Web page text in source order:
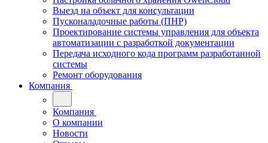
Выезд на объект для консультации
Пусконаладочные работы (ПНР)
Проектирование системы управления для объекта
автоматизации с разработкой документации
Передача исходного кода программ разработанной
системы
Ремонт оборудования
Компания
Компания
О компании
Новости